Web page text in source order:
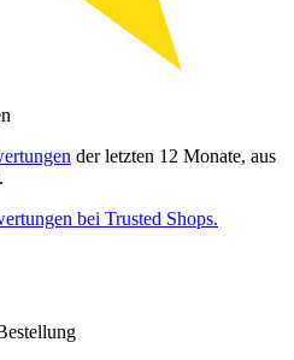
der letzten 12 Monate, aus
bei Trusted Shops.